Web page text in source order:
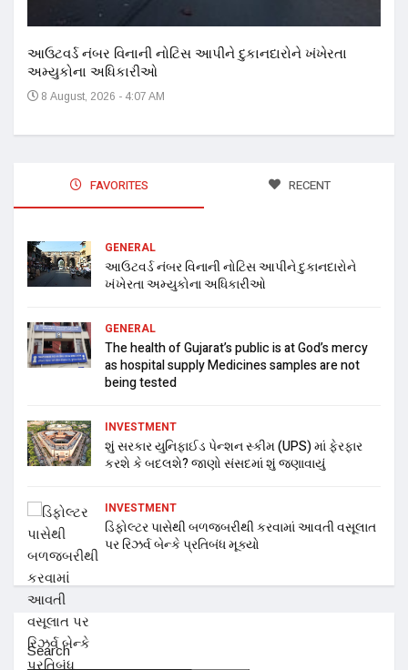
આઉટવર્ડ નંબર વિનાની નોટિસ આપીને દુકાનદારોને ખંખેરતા
અમ્યુકોના અધિકારીઓ
8 August, 2026 - 4:07 AM
FAVORITES RECENT
GENERAL
આઉટવર્ડ નંબર વિનાની નોટિસ આપીને દુકાનદારોને
ખંખેરતા અમ્યુકોના અધિકારીઓ
GENERAL
The health of Gujarat’s public is at God’s mercy
as hospital supply Medicines samples are not
being tested
INVESTMENT
શું સરકાર યુનિફાઈડ પેન્શન સ્કીમ (UPS) માં ફેરફાર
કરશે કે બદલશે? જાણો સંસદમાં શું જણાવાયું
INVESTMENT
ડિફોલ્ટર પાસેથી બળજબરીથી કરવામાં આવતી વસૂલાત
પર રિઝર્વ બેન્કે પ્રતિબંધ મૂક્યો
Search